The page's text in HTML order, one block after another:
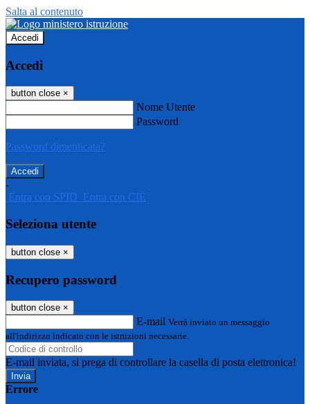
Salta al contenuto
Accedi
Accedi
button close ×
Nome Utente
Password
Password dimenticata?
-
Entra con SPID Entra con CIE
Seleziona utente
button close ×
Recupero password
button close ×
E-mail Verrà inviato un messaggio
all'indirizzo indicato con le istruzioni necessarie.
E-mail inviata, si prega di controllare la casella di posta elettronica!
Errore